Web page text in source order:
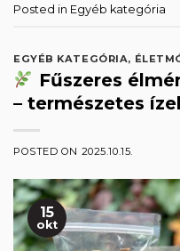
Posted in Egyéb kategória
EGYÉB KATEGÓRIA,
Fűszeres
– természetes
POSTED ON 2025.10.15.
15
okt